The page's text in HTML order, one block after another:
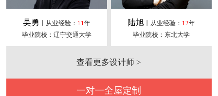
吴勇 丨从业经验： 11年
毕业院校：辽宁交通大学
陆旭丨从业经验： 12年
毕业院校：东北大学
查看更多设计师 >
一对一全屋定制